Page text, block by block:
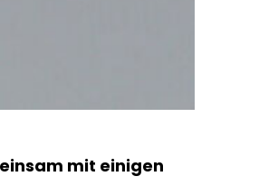
mit einigen